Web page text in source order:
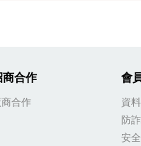
商合作
商合作
會
資
防
安